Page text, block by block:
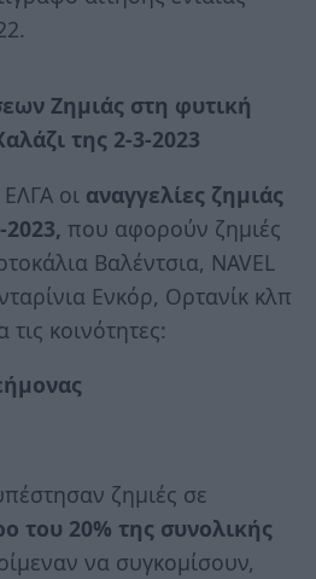
Ζημιάς στη φυτική
της 2-3-2023
οι αναγγελίες ζημιάς
2023, που αφορούν ζημιές
Βαλέντσια, NAVEL
Ενκόρ, Ορτανίκ κλπ
τις κοινότητες:
ζημιές σε
του 20% της συνολικής
να συγκομίσουν,